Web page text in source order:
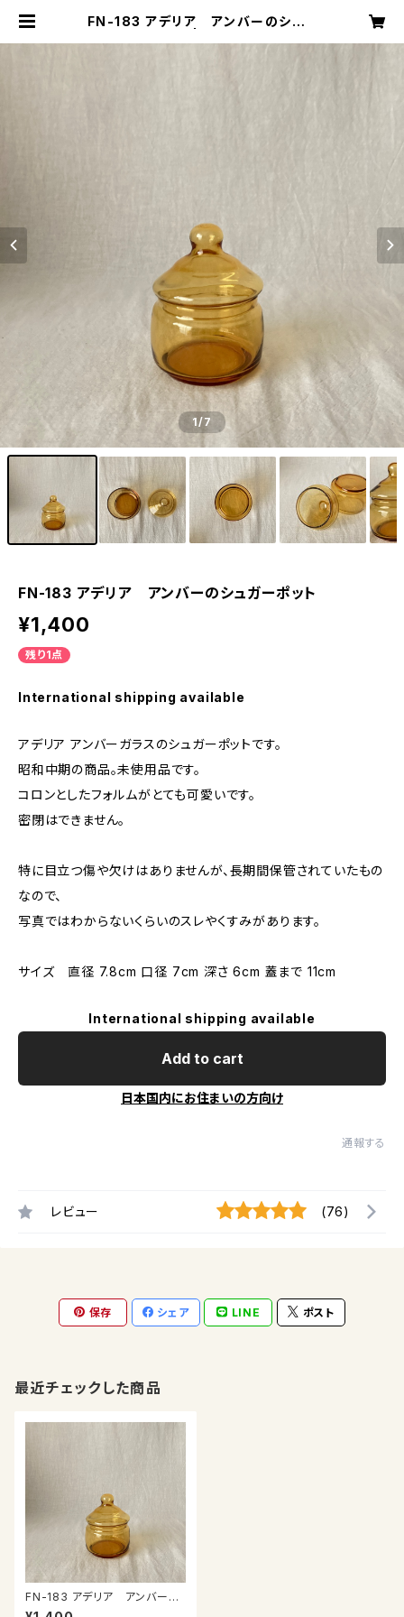
FN-183 アデリア アンバーのシュガ
1/7
FN-183 アデリア アンバーのシュガーポット
¥1,400
残り1点
International shipping available
アデリア アンバーガラスのシュガーポットです。
昭和中期の商品。未使用品です。
コロンとしたフォルムがとても可愛いです。
密閉はできません。
特に目立つ傷や欠けはありませんが、長期間保管されていたもの
なので、
写真ではわからないくらいのスレやくすみがあります。
サイズ 直径 7.8cm 口径 7cm 深さ 6cm 蓋まで 11cm
International shipping available
Add to cart
日本国内にお住まいの方向け
通報する
レビュー (76)
保存 シェア LINE ポスト
最近チェックした商品
FN-183 アデリア アンバーの
シュガーポット